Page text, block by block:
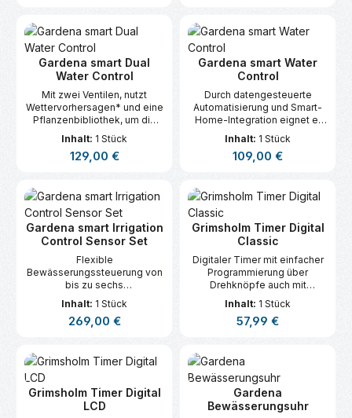
Gardena smart Dual
Water Control
Mit zwei Ventilen, nutzt
Wettervorhersagen* und eine
Pflanzenbibliothek, um die
Gartenbewässerung
intelligent zu steuern.
Inhalt: 1 Stück
Regulärer Preis:
129,00 €
Gardena smart Water
Control
Durch datengesteuerte
Automatisierung und Smart-
Home-Integration eignet er
sich für eine intelligente,
automatische
Pflanzenbewässerung.
Inhalt: 1 Stück
Regulärer Preis:
109,00 €
Gardena smart Irrigation
Control Sensor Set
Flexible
Bewässerungssteuerung von
bis zu sechs
unterschiedlichen
Gartenbereichen über die
GARDENA smart App.
Inhalt: 1 Stück
Regulärer Preis:
269,00 €
Grimsholm Timer Digital
Classic
Digitaler Timer mit einfacher
Programmierung über
Drehknöpfe auch mit
Handschuhen oder nassen
Händen.
Inhalt: 1 Stück
Regulärer Preis:
57,99 €
Grimsholm Timer Digital
LCD
Gardena
Bewässerungsuhr